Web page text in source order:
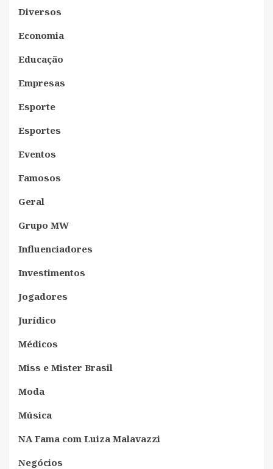
Diversos
Economia
Educação
Empresas
Esporte
Esportes
Eventos
Famosos
Geral
Grupo MW
Influenciadores
Investimentos
Jogadores
Jurídico
Médicos
Miss e Mister Brasil
Moda
Música
NA Fama com Luiza Malavazzi
Negócios